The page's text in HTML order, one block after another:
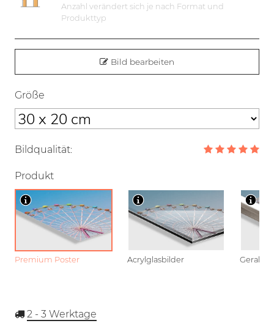
Anzahl verändert sich je nach Format und
Produkttyp
Bild bearbeiten
Größe
Bildqualität:
Produkt
Premium Poster Acrylglasbilder
2 - 3 Werktage